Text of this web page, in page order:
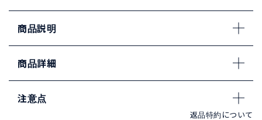
商品説明
商品詳細
注意点
返品特約について